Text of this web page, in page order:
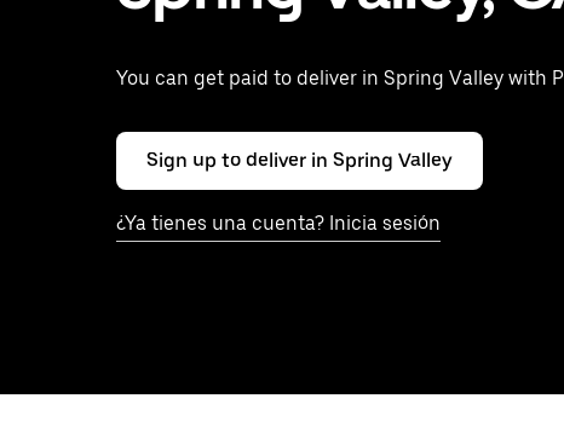
You can get paid to deliver in Spring Valley with
Sign up to deliver in Spring Valley
¿Ya tienes una cuenta? Inicia sesión